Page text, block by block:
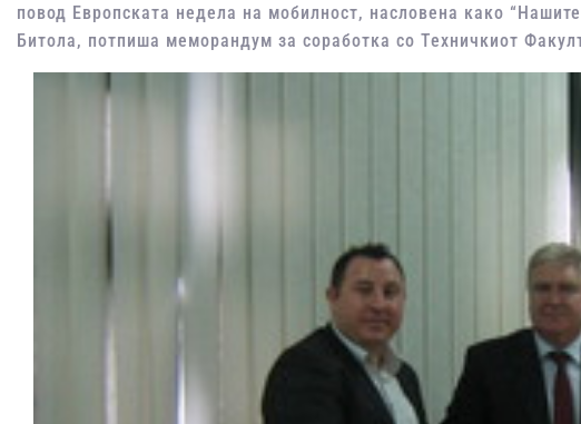
повод Европската недела на мобилност, насловена како
Битола, потпиша меморандум за соработка со Техничкиот